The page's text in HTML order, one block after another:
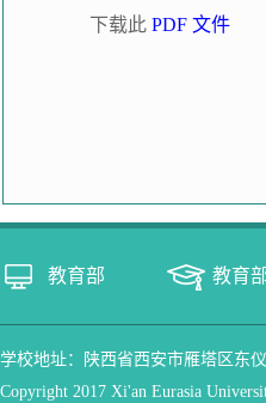
下载此 PDF 文件
教育部 教育
学校地址：陕西省西安市雁塔区东
Copyright 2017 Xi'an Eurasia